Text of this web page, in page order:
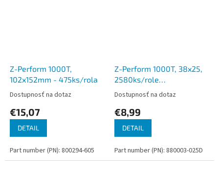
Z-Perform 1000T,
102x152mm - 475ks/rola
Dostupnosť na dotaz
€15,07
DETAIL
Part number (PN): 800294-605
Z-Perform 1000T, 38x25,
2580ks/role
(min.12ks=balenie)
Dostupnosť na dotaz
€8,99
DETAIL
Part number (PN): 880003-025D